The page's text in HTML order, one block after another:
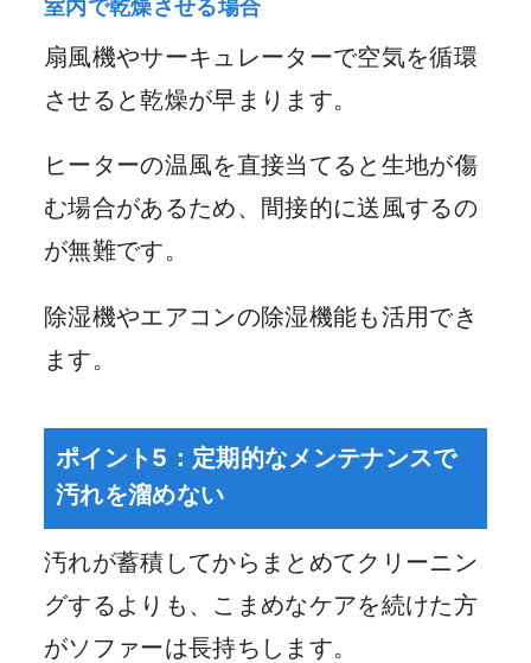
室内で乾燥させる場合
扇風機やサーキュレーターで空気を循環
させると乾燥が早まります。
ヒーターの温風を直接当てると生地が傷
む場合があるため、間接的に送風するの
が無難です。
除湿機やエアコンの除湿機能も活用でき
ます。
ポイント5：定期的なメンテナンスで
汚れを溜めない
汚れが蓄積してからまとめてクリーニン
グするよりも、こまめなケアを続けた方
がソファーは長持ちします。